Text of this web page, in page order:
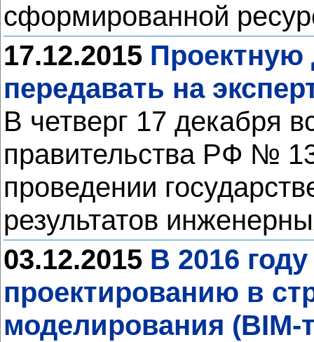
сформированной
17.12.2015 Проектную
передавать на
В четверг 17 декабря
правительства РФ №
проведении
результатов
03.12.2015 В 2016
проектированию в
моделирования (BIM-